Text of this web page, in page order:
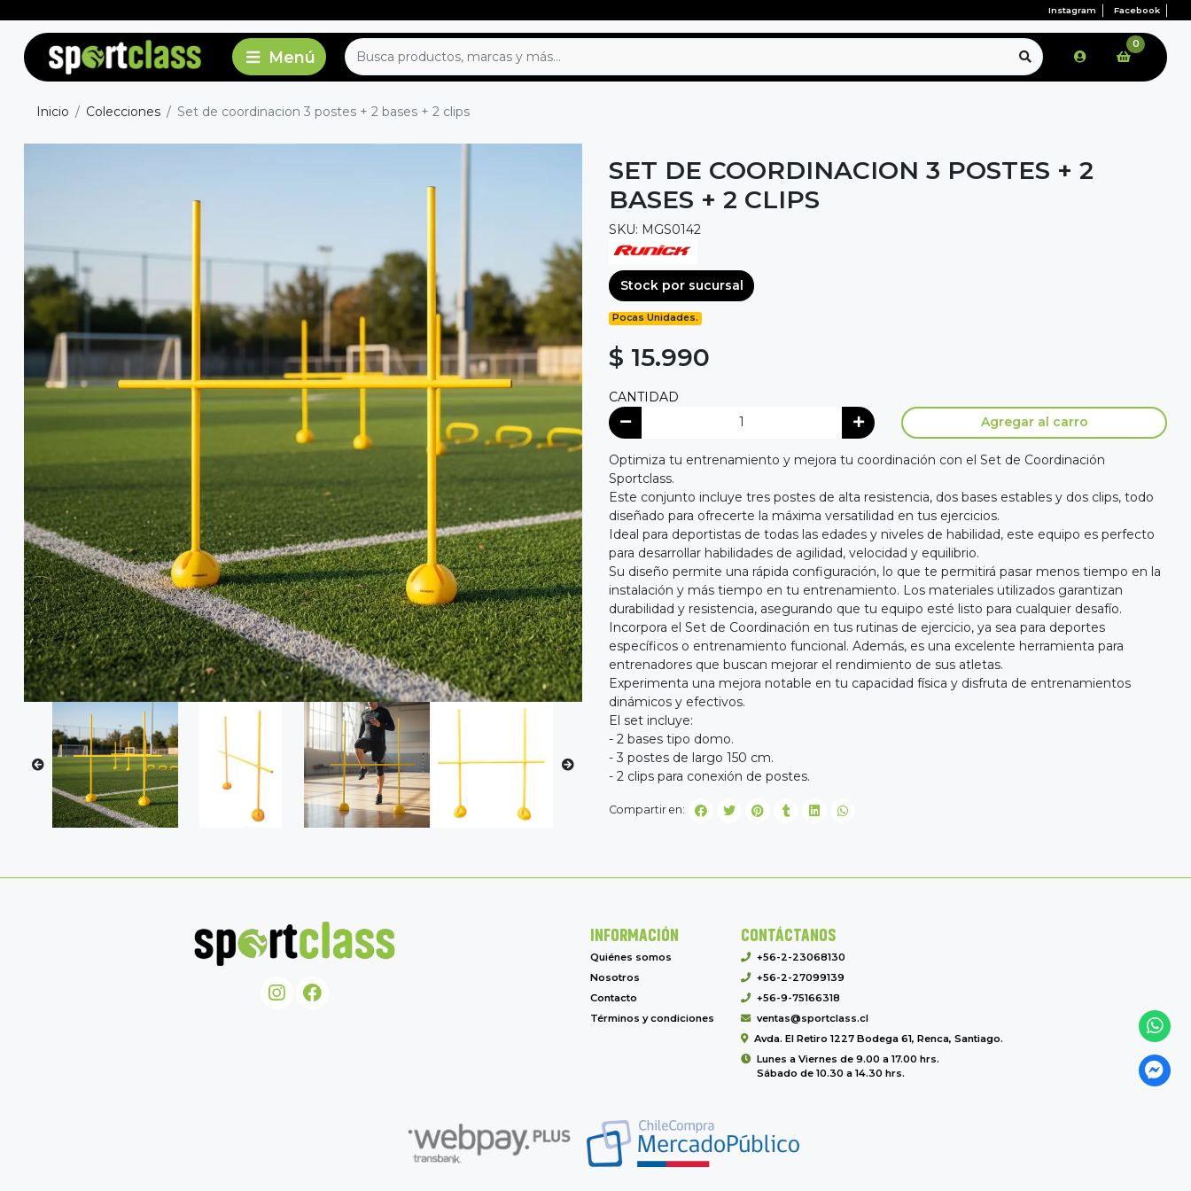
Instagram Facebook
0
Inicio Colecciones Set de coordinacion 3 postes + 2 bases + 2 clips
SET DE COORDINACION 3 POSTES + 2
BASES + 2 CLIPS
SKU: MGS0142
Stock por sucursal
Pocas Unidades.
$ 15.990
CANTIDAD
Agregar al carro
Optimiza tu entrenamiento y mejora tu coordinación con el Set de Coordinación
Sportclass.
Este conjunto incluye tres postes de alta resistencia, dos bases estables y dos clips, todo
diseñado para ofrecerte la máxima versatilidad en tus ejercicios.
Ideal para deportistas de todas las edades y niveles de habilidad, este equipo es perfecto
para desarrollar habilidades de agilidad, velocidad y equilibrio.
Su diseño permite una rápida configuración, lo que te permitirá pasar menos tiempo en la
instalación y más tiempo en tu entrenamiento. Los materiales utilizados garantizan
durabilidad y resistencia, asegurando que tu equipo esté listo para cualquier desafío.
Incorpora el Set de Coordinación en tus rutinas de ejercicio, ya sea para deportes
específicos o entrenamiento funcional. Además, es una excelente herramienta para
entrenadores que buscan mejorar el rendimiento de sus atletas.
Experimenta una mejora notable en tu capacidad física y disfruta de entrenamientos
dinámicos y efectivos.
El set incluye:
- 2 bases tipo domo.
- 3 postes de largo 150 cm.
- 2 clips para conexión de postes.
Compartir en:
INFORMACIÓN
Quiénes somos
Nosotros
Contacto
Términos y condiciones
CONTÁCTANOS
+56-2-23068130
+56-2-27099139
+56-9-75166318
ventas@sportclass.cl
Avda. El Retiro 1227 Bodega 61, Renca, Santiago.
Lunes a Viernes de 9.00 a 17.00 hrs.
Sábado de 10.30 a 14.30 hrs.